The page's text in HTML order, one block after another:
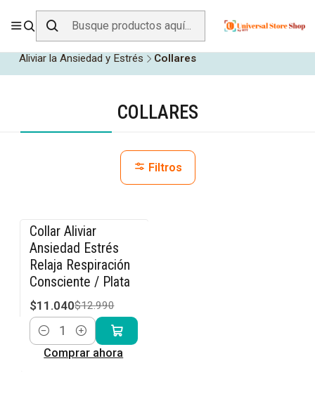
ENVÍO GRATIS SOBRE$19.990EN ZONA CENTRO
Aliviar la Ansiedad y Estrés
Collares
COLLARES
Filtros
-15% OFF
Collar Aliviar
Ansiedad Estrés
Relaja Respiración
Consciente / Plata
$11.040$12.990
Cantidad
Comprar ahora